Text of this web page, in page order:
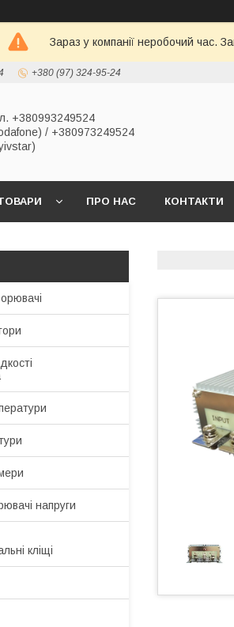
Зараз у компанії неробочий час.
+380 (97) 324-95-24
+380993249524
/ +380973249524
ПРО НАС КОНТАКТИ
напруги
кліщі